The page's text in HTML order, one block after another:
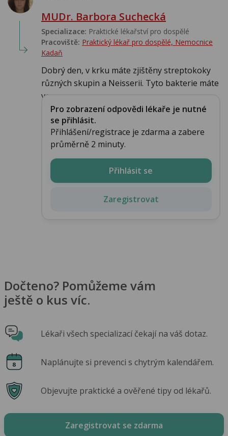
MUDr. Barbora Suchecká
Specializace: Praktické lékařství pro dospělé
Pracoviště: Praktický lékař pro dospělé, Nemocnice
Kadaň
Dobrý den, v krku máte zjištěny streptokoky
různých skupin a Neisserii. Tyto bakterie máte
ve...
Pro zobrazení odpovědi lékaře je nutné
se přihlásit.
Přihlášení/registrace je zdarma a zabere
průměrně 2 minuty.
Přihlásit se
Zaregistrovat
Dočteno? Pomůžeme vám
ještě o kus víc.
Lékaři všech specializací čekají na váš dotaz.
Naplánujte si prevenci s chytrým kalendářem.
Objevujte praktické a ověřené tipy od lékařů.
Zaregistrovat se zdarma